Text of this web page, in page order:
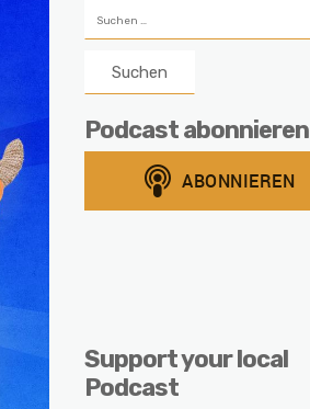
nach:
Podcast abonnieren
Support your local
Podcast